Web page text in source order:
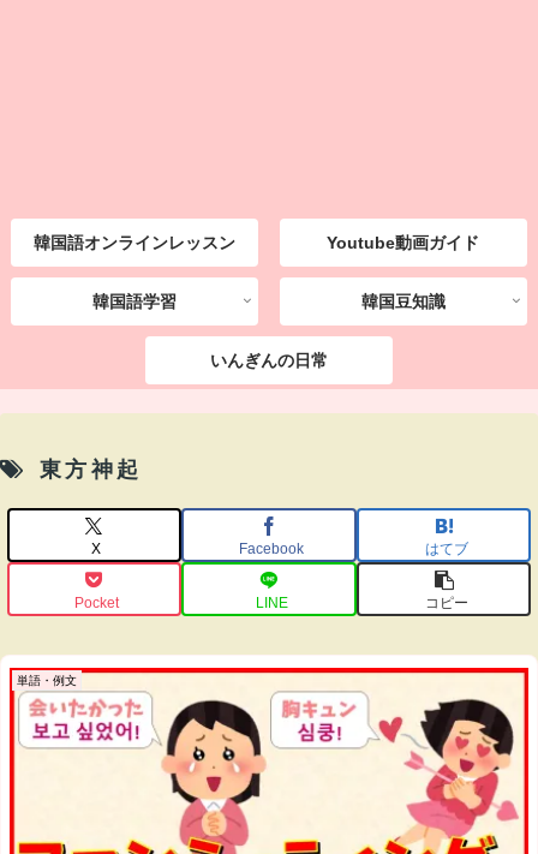
韓国語オンラインレッスン Youtube動画ガイド
韓国語学習 韓国豆知識
いんぎんの日常
東方神起
X Facebook はてブ
Pocket LINE コピー
単語・例文